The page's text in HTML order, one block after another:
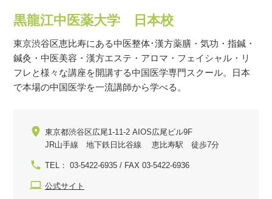
黒龍江中医薬大学 日本校
東京渋谷区恵比寿にある中医整体･漢方薬膳・気功・指鍼・
鍼灸・中医美容・漢方エステ・アロマ・フェイシャル・リ
フレと様々な講座を開講する中国医学専門スクール。日本
で本場の中国医学を一流講師から学べる。
東京都渋谷区広尾1-11-2 AIOS広尾ビル9F
JR山手線 地下鉄日比谷線 恵比寿駅 徒歩7分
TEL： 03-5422-6935 / FAX 03-5422-6936
公式サイト